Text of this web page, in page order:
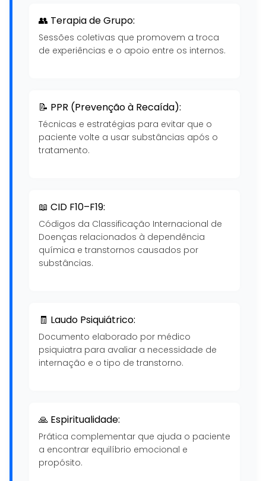
👥 Terapia de Grupo:
Sessões coletivas que promovem a troca
de experiências e o apoio entre os internos.
📝 PPR (Prevenção à Recaída):
Técnicas e estratégias para evitar que o
paciente volte a usar substâncias após o
tratamento.
📖 CID F10–F19:
Códigos da Classificação Internacional de
Doenças relacionados à dependência
química e transtornos causados por
substâncias.
🧾 Laudo Psiquiátrico:
Documento elaborado por médico
psiquiatra para avaliar a necessidade de
internação e o tipo de transtorno.
🙏 Espiritualidade:
Prática complementar que ajuda o paciente
a encontrar equilíbrio emocional e
propósito.